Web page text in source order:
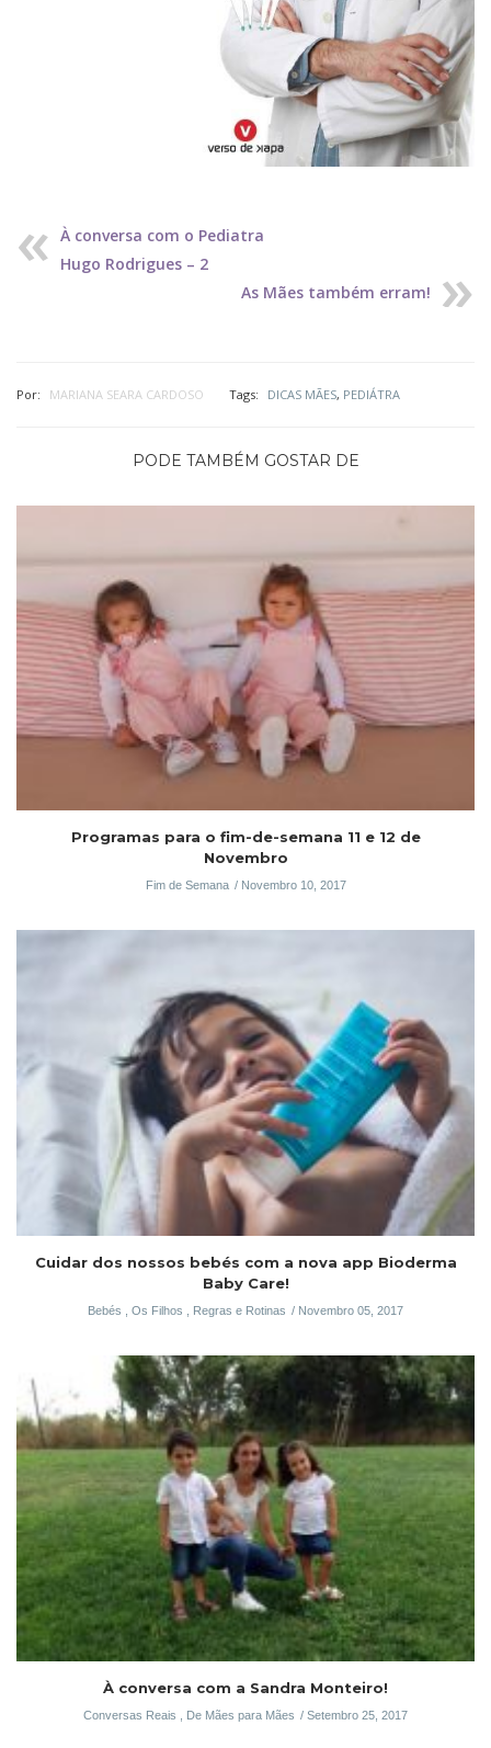
À conversa com o Pediatra
Hugo Rodrigues – 2
As Mães também erram!
Por: MARIANA SEARA CARDOSO Tags: DICAS MÃES, PEDIÁTRA
PODE TAMBÉM GOSTAR DE
Programas para o fim-de-semana 11 e 12 de
Novembro
Fim de Semana Novembro 10, 2017
Cuidar dos nossos bebés com a nova app Bioderma
Baby Care!
Bebés Os Filhos Regras e Rotinas Novembro 05, 2017
À conversa com a Sandra Monteiro!
Conversas Reais De Mães para Mães Setembro 25, 2017